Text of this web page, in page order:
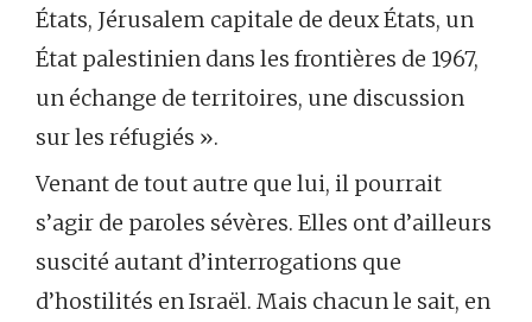
États, Jérusalem capitale de deux États, un
État palestinien dans les frontières de 1967,
un échange de territoires, une discussion
sur les réfugiés ».
Venant de tout autre que lui, il pourrait
s’agir de paroles sévères. Elles ont d’ailleurs
suscité autant d’interrogations que
d’hostilités en Israël. Mais chacun le sait, en